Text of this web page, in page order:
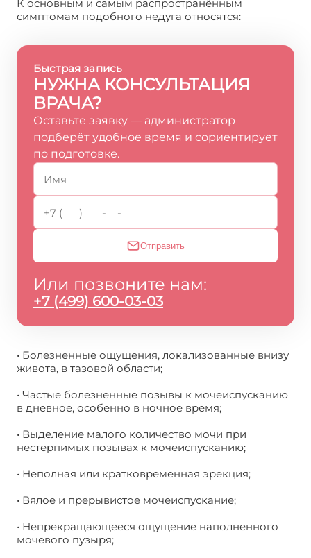
К основным и самым распространённым
симптомам подобного недуга относятся:
Быстрая запись
НУЖНА КОНСУЛЬТАЦИЯ
ВРАЧА?
Оставьте заявку — администратор
подберёт удобное время и сориентирует
по подготовке.
Отправить
Или позвоните нам:
+7 (499) 600-03-03
• Болезненные ощущения, локализованные внизу
живота, в тазовой области;
• Частые болезненные позывы к мочеиспусканию
в дневное, особенно в ночное время;
• Выделение малого количество мочи при
нестерпимых позывах к мочеиспусканию;
• Неполная или кратковременная эрекция;
• Вялое и прерывистое мочеиспускание;
• Непрекращающееся ощущение наполненного
мочевого пузыря;